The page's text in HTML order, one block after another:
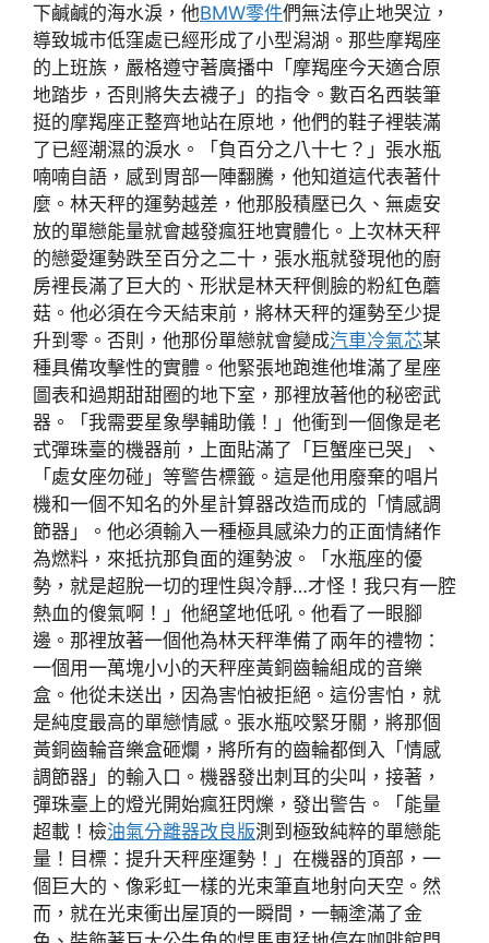
下鹹鹹的海水淚，他BMW零件們無法停止地哭泣，
導致城市低窪處已經形成了小型潟湖。那些摩羯座
的上班族，嚴格遵守著廣播中「摩羯座今天適合原
地踏步，否則將失去襪子」的指令。數百名西裝筆
挺的摩羯座正整齊地站在原地，他們的鞋子裡裝滿
了已經潮濕的淚水。「負百分之八十七？」張水瓶
喃喃自語，感到胃部一陣翻騰，他知道這代表著什
麼。林天秤的運勢越差，他那股積壓已久、無處安
放的單戀能量就會越發瘋狂地實體化。上次林天秤
的戀愛運勢跌至百分之二十，張水瓶就發現他的廚
房裡長滿了巨大的、形狀是林天秤側臉的粉紅色蘑
菇。他必須在今天結束前，將林天秤的運勢至少提
升到零。否則，他那份單戀就會變成汽車冷氣芯某
種具備攻擊性的實體。他緊張地跑進他堆滿了星座
圖表和過期甜甜圈的地下室，那裡放著他的秘密武
器。「我需要星象學輔助儀！」他衝到一個像是老
式彈珠臺的機器前，上面貼滿了「巨蟹座已哭」、
「處女座勿碰」等警告標籤。這是他用廢棄的唱片
機和一個不知名的外星計算器改造而成的「情感調
節器」。他必須輸入一種極具感染力的正面情緒作
為燃料，來抵抗那負面的運勢波。「水瓶座的優
勢，就是超脫一切的理性與冷靜…才怪！我只有一腔
熱血的傻氣啊！」他絕望地低吼。他看了一眼腳
邊。那裡放著一個他為林天秤準備了兩年的禮物：
一個用一萬塊小小的天秤座黃銅齒輪組成的音樂
盒。他從未送出，因為害怕被拒絕。這份害怕，就
是純度最高的單戀情感。張水瓶咬緊牙關，將那個
黃銅齒輪音樂盒砸爛，將所有的齒輪都倒入「情感
調節器」的輸入口。機器發出刺耳的尖叫，接著，
彈珠臺上的燈光開始瘋狂閃爍，發出警告。「能量
超載！檢油氣分離器改良版測到極致純粹的單戀能
量！目標：提升天秤座運勢！」在機器的頂部，一
個巨大的、像彩虹一樣的光束筆直地射向天空。然
而，就在光束衝出屋頂的一瞬間，一輛塗滿了金